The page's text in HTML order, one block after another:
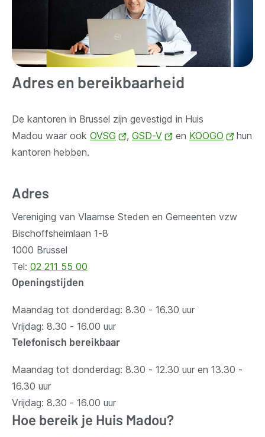
Adres en bereikbaarheid
De kantoren in Brussel zijn gevestigd in Huis
Madou waar ook OVSG
(opent
, GSD-V
(opent
en KOOGO
(opent
hun
kantoren hebben.
Adres
Vereniging van Vlaamse Steden en Gemeenten vzw
Bischoffsheimlaan 1-8
1000 Brussel
Tel: 02 211 55 00
Openingstijden
Maandag tot donderdag: 8.30 - 16.30 uur
Vrijdag: 8.30 - 16.00 uur
Telefonisch bereikbaar
Maandag tot donderdag: 8.30 - 12.30 uur en 13.30 -
16.30 uur
Vrijdag: 8.30 - 16.00 uur
Hoe bereik je Huis Madou?